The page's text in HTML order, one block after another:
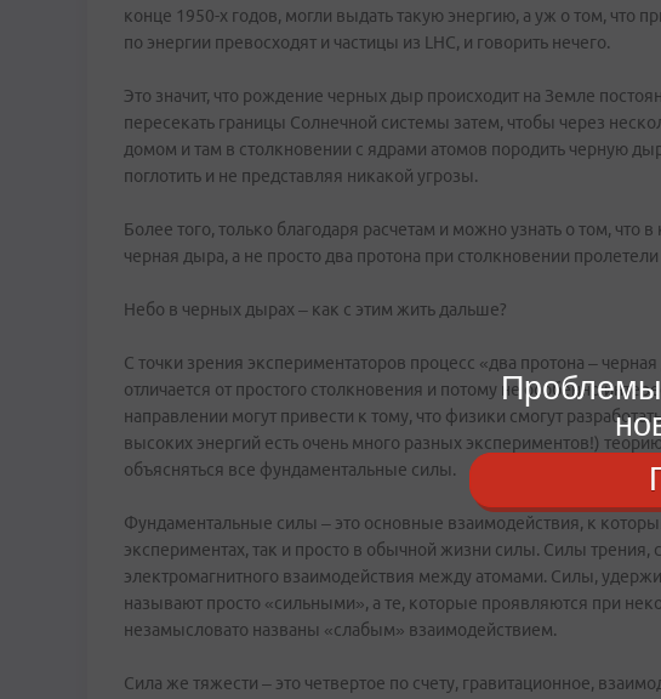
конце 1950-х годов, могли выдать такую энергию, а уж о том, что
по энергии превосходят и частицы из LHC, и говорить нечего.
Это значит, что рождение черных дыр происходит на Земле
пересекать границы Солнечной системы затем, чтобы через
домом и там в столкновении с ядрами атомов породить черную
поглотить и не представляя никакой угрозы.
Более того, только благодаря расчетам и можно узнать о том,
черная дыра, а не просто два протона при столкновении
Небо в черных дырах – как с этим жить дальше?
С точки зрения экспериментаторов процесс «два протона –
отличается от простого столкновения и потому не особенно
направлении могут привести к тому, что физики смогут
высоких энергий есть очень много разных экспериментов!)
объясняться все фундаментальные силы.
Фундаментальные силы – это основные взаимодействия, к
экспериментах, так и просто в обычной жизни силы. Силы трения,
электромагнитного взаимодействия между атомами. Силы,
называют просто «сильными», а те, которые проявляются при
незамысловато названы «слабым» взаимодействием.
Сила же тяжести – это четвертое по счету, гравитационное,